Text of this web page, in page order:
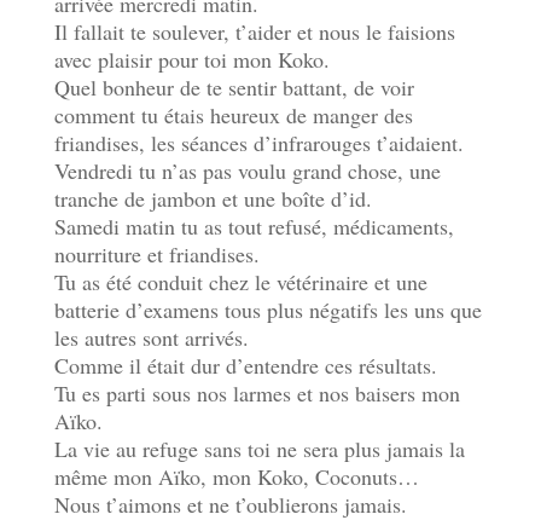
Il fallait te soulever, t’aider et nous le faisions
avec plaisir pour toi mon Koko.
Quel bonheur de te sentir battant, de voir
comment tu étais heureux de manger des
friandises, les séances d’infrarouges t’aidaient.
Vendredi tu n’as pas voulu grand chose, une
tranche de jambon et une boîte d’id.
Samedi matin tu as tout refusé, médicaments,
nourriture et friandises.
Tu as été conduit chez le vétérinaire et une
batterie d’examens tous plus négatifs les uns que
les autres sont arrivés.
Comme il était dur d’entendre ces résultats.
Tu es parti sous nos larmes et nos baisers mon
Aïko.
La vie au refuge sans toi ne sera plus jamais la
même mon Aïko, mon Koko, Coconuts…
Nous t’aimons et ne t’oublierons jamais.